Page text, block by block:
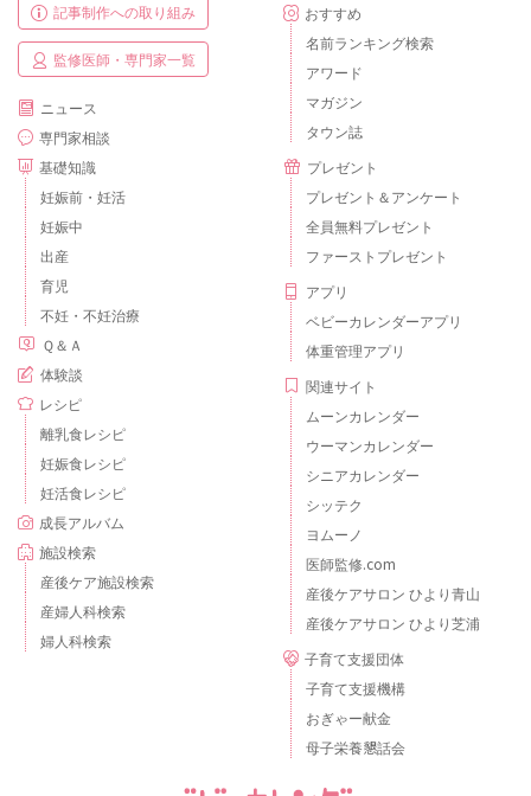
記事制作への取り組み
監修医師・専門家一覧
ニュース
専門家相談
基礎知識
妊娠前・妊活
妊娠中
出産
育児
不妊・不妊治療
Ｑ＆Ａ
体験談
レシピ
離乳食レシピ
妊娠食レシピ
妊活食レシピ
成長アルバム
施設検索
産後ケア施設検索
産婦人科検索
婦人科検索
おすすめ
名前ランキング検索
アワード
マガジン
タウン誌
プレゼント
プレゼント＆アンケート
全員無料プレゼント
ファーストプレゼント
アプリ
ベビーカレンダーアプリ
体重管理アプリ
関連サイト
ムーンカレンダー
ウーマンカレンダー
シニアカレンダー
シッテク
ヨムーノ
医師監修.com
産後ケアサロン ひより青山
産後ケアサロン ひより芝浦
子育て支援団体
子育て支援機構
おぎゃー献金
母子栄養懇話会